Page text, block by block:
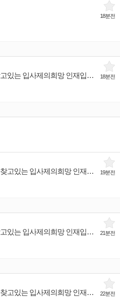
18분전
18분전
전국 전체 에서 의류 일자리를 찾고있는 입사제의희망 인재입니다.
19분전
부산 동래구 에서 명품 일자리를 찾고있는 입사제의희망 인재입니다.
21분전
충남 천안 에서 의류 일자리를 찾고있는 입사제의희망 인재입니다.
22분전
서울 송파구 에서 의류 일자리를 찾고있는 입사제의희망 인재입니다.